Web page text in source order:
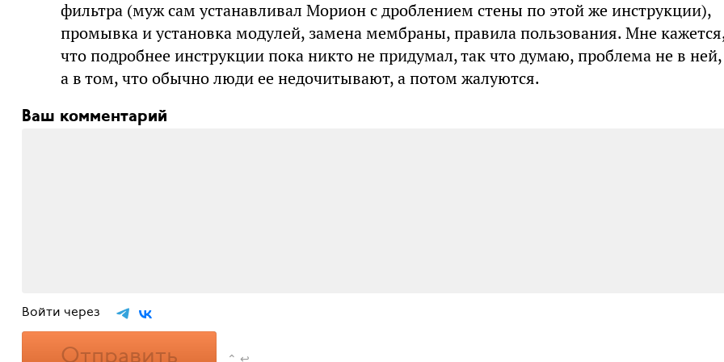
фильтра (муж сам устанавливал Морион с дроблением стены по этой же инструкции),
промывка и установка модулей, замена мембраны, правила пользования. Мне
что подробнее инструкции пока никто не придумал, так что думаю, проблема не в ней,
а в том, что обычно люди ее недочитывают, а потом жалуются.
Ваш комментарий
Войти через
Отправить ⌃ ↩